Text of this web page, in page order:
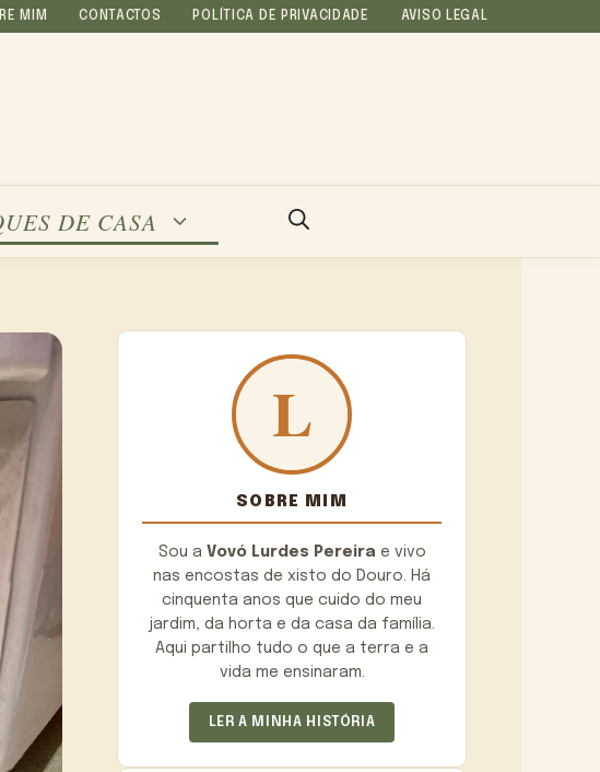
MIM CONTACTOS POLÍTICA DE PRIVACIDADE AVISO LEGAL
DE CASA
SOBRE MIM
Sou a Vovó Lurdes Pereirae vivo
nas encostas de xisto do Douro. Há
cinquenta anos que cuido do meu
jardim, da horta e da casa da família.
Aqui partilho tudo o que a terra e a
vida me ensinaram.
LER A MINHA HISTÓRIA